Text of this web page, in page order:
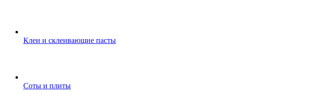
Клеи и склеивающие пасты
Соты и плиты